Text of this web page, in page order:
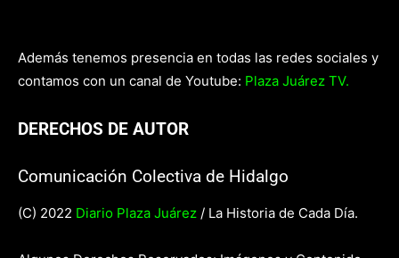
Además tenemos presencia en todas las redes sociales y
contamos con un canal de Youtube: Plaza Juárez TV.
DERECHOS DE AUTOR
Comunicación Colectiva de Hidalgo
(C) 2022 Diario Plaza Juárez / La Historia de Cada Día.